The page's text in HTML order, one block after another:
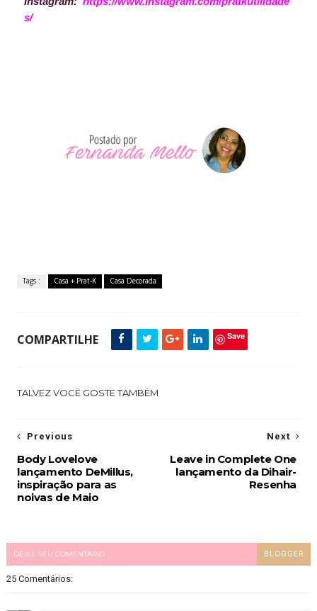
s/
Tags : Casa + Prat-K Casa Decorada
COMPARTILHE Save
TALVEZ VOCÊ GOSTE TAMBÉM
Next
Leave in Complete One
lançamento da Dihair-
Resenha
Previous
Body Lovelove
lançamento DeMillus,
inspiração para as
noivas de Maio
DEIXE SEU COMENTÁRIO BLOGGER
25 Comentários: